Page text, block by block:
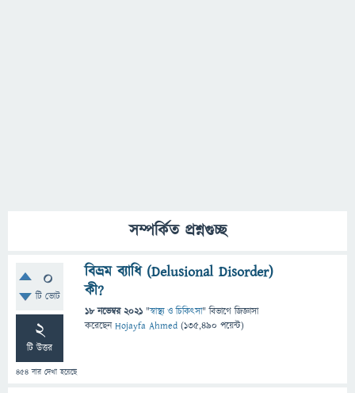
সম্পর্কিত প্রশ্নগুচ্ছ
0
টি ভোট
2
টি উত্তর
454 বার দেখা হয়েছে
বিভ্রম ব্যাধি (Delusional Disorder)
কী?
18 নভেম্বর 2021 "স্বাস্থ্য ও চিকিৎসা" বিভাগে জিজ্ঞাসা
করেছেনHojayfa Ahmed (135,490 পয়েন্ট)